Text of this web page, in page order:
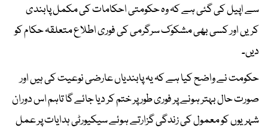
سے اپیل کی گئی ہے کہ وہ حکومتی احکامات کی مکمل پابندی
کریں اور کسی بھی مشکوک سرگرمی کی فوری اطلاع متعلقہ حکام کو
دیں۔
حکومت نے واضح کیا ہے کہ یہ پابندیاں عارضی نوعیت کی ہیں اور
صورت حال بہتر ہونے پر فوری طور پر ختم کر دیا جائے گا تاہم اس دوران
شہریوں کو معمول کی زندگی گزارتے ہوئے سیکیورٹی ہدایات پر عمل